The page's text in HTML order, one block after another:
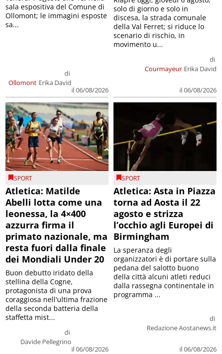
Ollomont
di
Erika David
il 06/08/2026
sala espositiva del Comune di
Ollomont; le immagini esposte
sa...
Courmayeur
di
Erika David
il 06/08/2026
solo di giorno e solo in
discesa, la strada comunale
della Val Ferret; si riduce lo
scenario di rischio, in
movimento u...
SPORT
Atletica: Matilde
Abelli lotta come una
leonessa, la 4×400
azzurra firma il
primato nazionale, ma
resta fuori dalla finale
dei Mondiali Under 20
di
Davide Pellegrino
il 06/08/2026
Buon debutto iridato della
stellina della Cogne,
protagonista di una prova
coraggiosa nell'ultima frazione
della seconda batteria della
staffetta mist...
SPORT
Atletica: Asta in Piazza
torna ad Aosta il 22
agosto e strizza
l’occhio agli Europei di
Birmingham
di
Redazione Aostanews.it
il 06/08/2026
La speranza degli
organizzatori è di portare sulla
pedana del salotto buono
della città alcuni atleti reduci
dalla rassegna continentale in
programma ...